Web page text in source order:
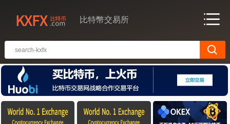
比特幣交易所